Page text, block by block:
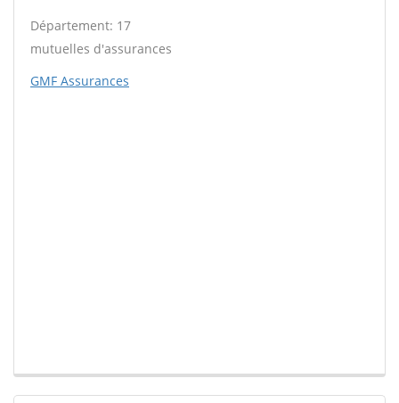
Département: 17
mutuelles d'assurances
GMF Assurances